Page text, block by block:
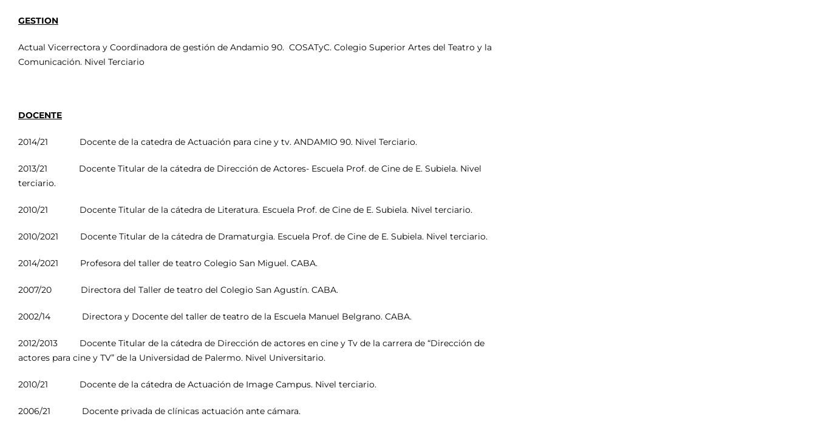
GESTION
Actual Vicerrectora y Coordinadora de gestión de Andamio 90. COSATyC. Colegio Superior Artes del Teatro y la
Comunicación. Nivel Terciario
DOCENTE
2014/21 Docente de la catedra de Actuación para cine y tv. ANDAMIO 90. Nivel Terciario.
2013/21 Docente Titular de la cátedra de Dirección de Actores- Escuela Prof. de Cine de E. Subiela. Nivel
terciario.
2010/21 Docente Titular de la cátedra de Literatura. Escuela Prof. de Cine de E. Subiela. Nivel terciario.
2010/2021 Docente Titular de la cátedra de Dramaturgia. Escuela Prof. de Cine de E. Subiela. Nivel terciario.
2014/2021 Profesora del taller de teatro Colegio San Miguel. CABA.
2007/20 Directora del Taller de teatro del Colegio San Agustín. CABA.
2002/14 Directora y Docente del taller de teatro de la Escuela Manuel Belgrano. CABA.
2012/2013 Docente Titular de la cátedra de Dirección de actores en cine y Tv de la carrera de “Dirección de
actores para cine y TV” de la Universidad de Palermo. Nivel Universitario.
2010/21 Docente de la cátedra de Actuación de Image Campus. Nivel terciario.
2006/21 Docente privada de clínicas actuación ante cámara.